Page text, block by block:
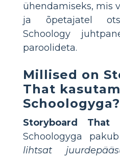
ühendamiseks, mis
ja õpetajatel
Schoology
paroolideta.
Millised on
That
Schoologyga?
Storyboard That
Schoologyga pakub
lihtsat